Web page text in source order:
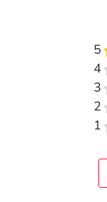
5
4
3
2
1